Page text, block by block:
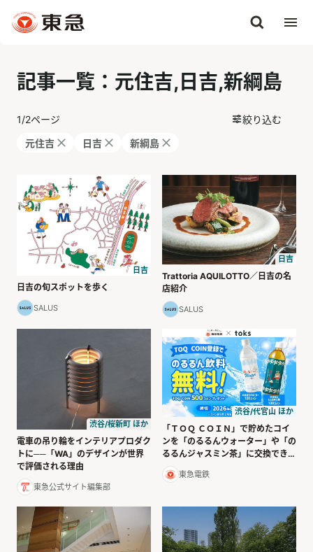
記事一覧：元住吉,日吉,新綱島
1/2ページ
絞り込む
元住吉
日吉 新綱島
日吉
日吉の旬スポットを歩く
SALUS
日吉
Trattoria AQUILOTTO／日吉の名
店紹介
SALUS
渋谷/桜新町 ほか
電車の吊り輪をインテリアプロダク
トに──「WA」のデザインが世界
で評価される理由
東急公式サイト編集部
渋谷/代官山 ほか
「ＴＯＱ ＣＯＩＮ」で貯めたコイ
ンを「のるるんウォーター」や「の
るるんジャスミン茶」に交換できま
す！
東急電鉄